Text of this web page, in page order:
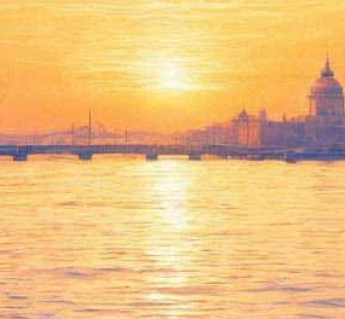
лет «Битлз» в
Джона